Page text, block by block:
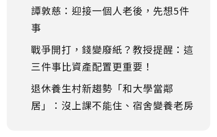
譚敦慈：迎接一個人老後，先想5件
事
戰爭開打，錢變廢紙？教授提醒：這
三件事比資產配置更重要！
退休養生村新趨勢「和大學當鄰
居」：沒上課不能住、宿舍變養老房